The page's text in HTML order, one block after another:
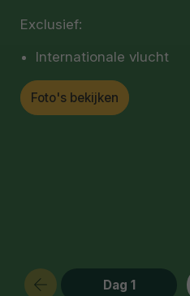
Dag 1
vriendelijke service en
Exclusief:
Internationale vlucht
Foto's bekijken